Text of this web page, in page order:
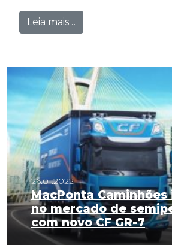
Leia mais…
26.01.2022
MacPonta Caminhões
no mercado de
com novo CF GR-7